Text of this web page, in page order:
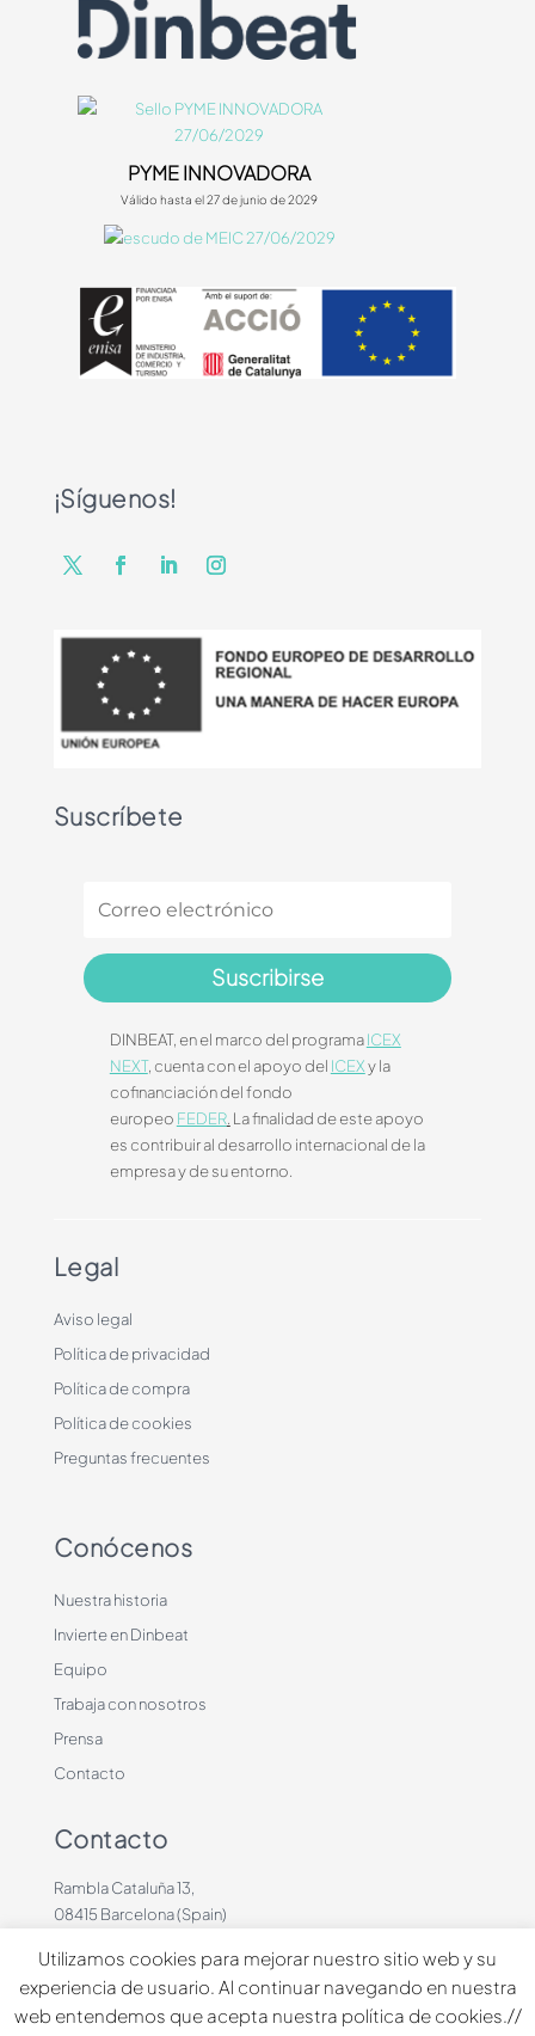
PYME INNOVADORA
Válido hasta el 27 de junio de 2029
¡Síguenos!
Suscríbete
Suscribirse
DINBEAT, en el marco del programaICEX
NEXT, cuenta con el apoyo del ICEXy la
cofinanciación del fondo
europeo FEDER. La finalidad de este apoyo
es contribuir al desarrollo internacional de la
empresa y de su entorno.
Legal
Aviso legal
Política de privacidad
Política de compra
Política de cookies
Preguntas frecuentes
Conócenos
Nuestra historia
Invierte en Dinbeat
Equipo
Trabaja con nosotros
Prensa
Contacto
Contacto
Rambla Cataluña 13,
08415 Barcelona (Spain)
contacto@dinbeat.com
Utilizamos cookies para mejorar nuestro sitio web y su
experiencia de usuario. Al continuar navegando en nuestra
web entendemos que acepta nuestra política de cookies.//